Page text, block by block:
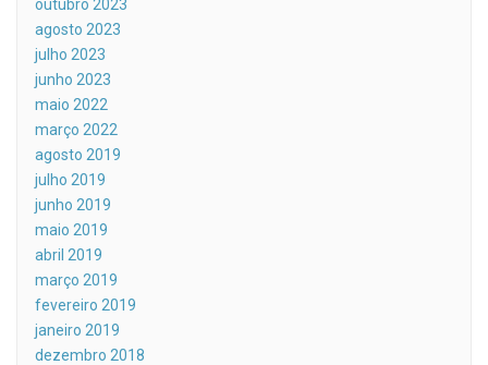
outubro 2023
agosto 2023
julho 2023
junho 2023
maio 2022
março 2022
agosto 2019
julho 2019
junho 2019
maio 2019
abril 2019
março 2019
fevereiro 2019
janeiro 2019
dezembro 2018